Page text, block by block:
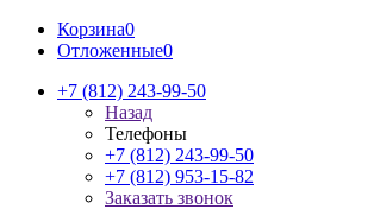
Корзина0
Отложенные0
+7 (812) 243-99-50
Назад
Телефоны
+7 (812) 243-99-50
+7 (812) 953-15-82
Заказать звонок